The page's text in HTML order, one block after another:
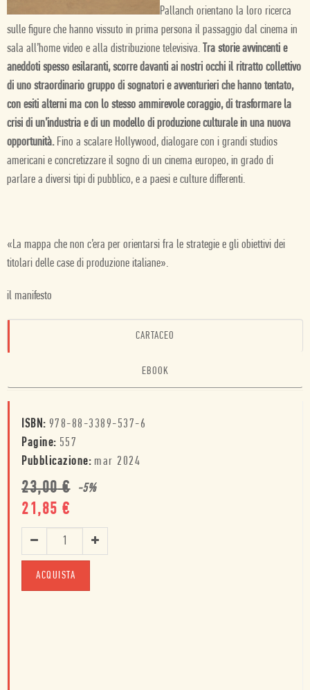
Pallanch orientano la loro ricerca
sulle figure che hanno vissuto in prima persona il passaggio dal cinema in
sala all’home video e alla distribuzione televisiva. Tra storie avvincenti e
aneddoti spesso esilaranti, scorre davanti ai nostri occhi il ritratto collettivo
di uno straordinario gruppo di sognatori e avventurieri che hanno tentato,
con esiti alterni ma con lo stesso ammirevole coraggio, di trasformare la
crisi di un’industria e di un modello di produzione culturale in una nuova
opportunità. Fino a scalare Hollywood, dialogare con i grandi studios
americani e concretizzare il sogno di un cinema europeo, in grado di
parlare a diversi tipi di pubblico, e a paesi e culture differenti.
«La mappa che non c’era per orientarsi fra le strategie e gli obiettivi dei
titolari delle case di produzione italiane».
il manifesto
CARTACEO
EBOOK
ISBN: 978-88-3389-537-6
Pagine: 557
Pubblicazione: mar 2024
23,00€ -5%
21,85 €
ACQUISTA